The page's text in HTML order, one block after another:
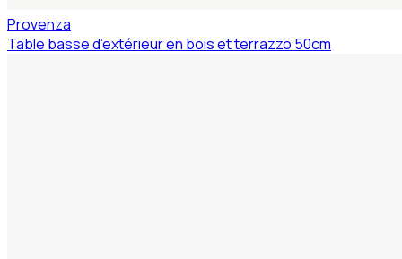
Provenza
Table basse d’extérieur en bois et terrazzo 50cm